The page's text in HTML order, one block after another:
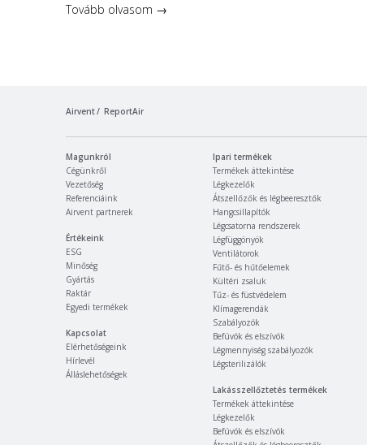
Tovább olvasom →
Airvent ReportAir
Magunkról
Cégünkről
Vezetőség
Referenciáink
Airvent partnerek
Értékeink
ESG
Minőség
Gyártás
Raktár
Egyedi termékek
Kapcsolat
Elérhetőségeink
Hírlevél
Álláslehetőségek
Ipari termékek
Termékek áttekintése
Légkezelők
Átszellőzők és légbeeresztők
Hangcsillapítók
Légcsatorna rendszerek
Légfüggönyök
Ventilátorok
Fűtő- és hűtőelemek
Kültéri zsaluk
Tűz- és füstvédelem
Klímagerendák
Szabályozók
Befúvók és elszívók
Légmennyiség szabályozók
Légsterilizálók
Lakásszellőztetés termékek
Termékek áttekintése
Légkezelők
Befúvók és elszívók